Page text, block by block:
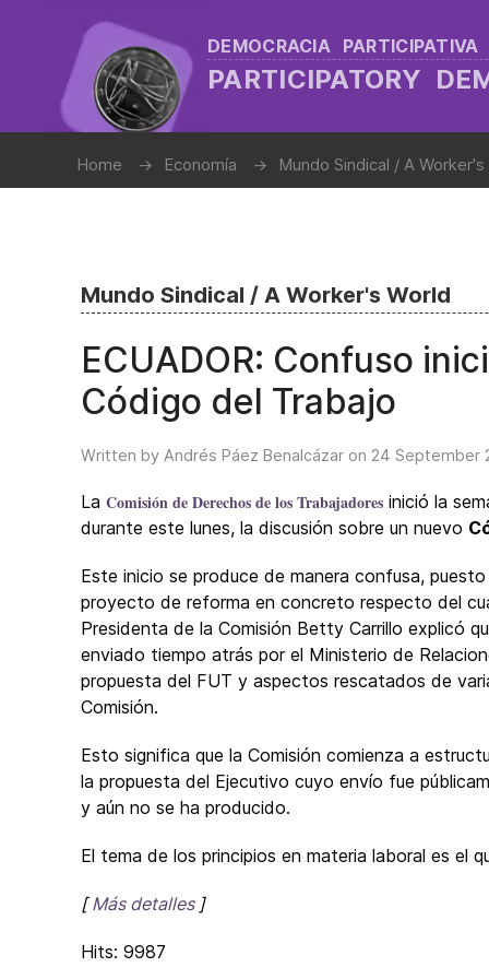
DEMOCRACIA PARTICIPATIVA
PARTICIPATORY
Home Economía Mundo Sindical / A Worker's
Mundo Sindical / A Worker's World
ECUADOR: Confuso
Código del Trabajo
Written by Andrés Páez Benalcázar on 24 September
La Comisión de Derechos de los Trabajadores inició la
durante este lunes, la discusión sobre un nuevo
Este inicio se produce de manera confusa,
proyecto de reforma en concreto respecto del
Presidenta de la Comisión Betty Carrillo explicó
enviado tiempo atrás por el Ministerio de
propuesta del FUT y aspectos rescatados de
Comisión.
Esto significa que la Comisión comienza a
la propuesta del Ejecutivo cuyo envío fue
y aún no se ha producido.
El tema de los principios en materia laboral es el
[Más detalles]
Hits: 9987